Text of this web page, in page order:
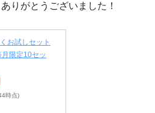
りがとうございました！
お試しセット
月限定10セッ
時点)